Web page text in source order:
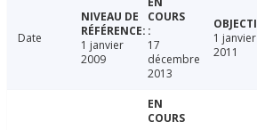
Date
1 janvier
2009
17
décembre
2013
1 janvier
2011